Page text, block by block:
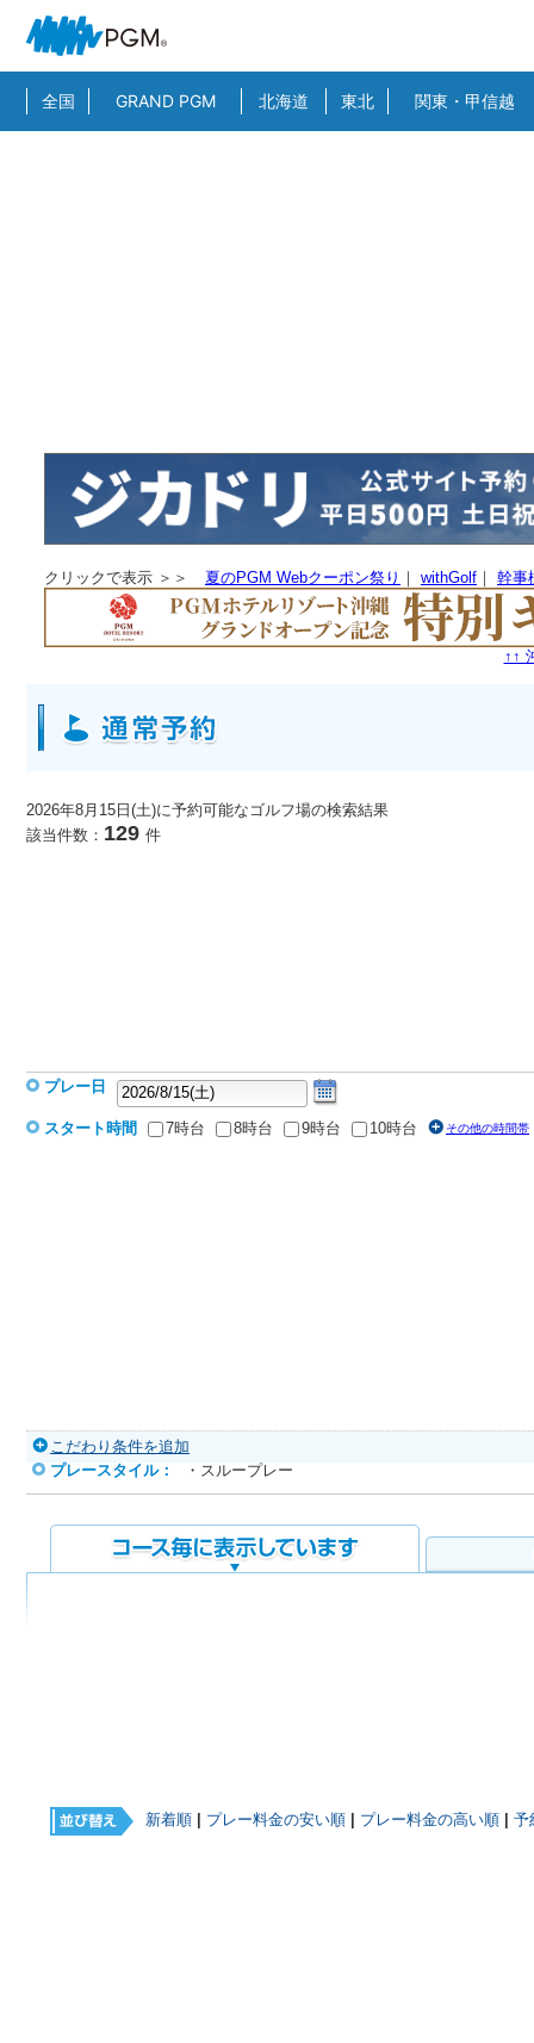
全国 GRAND PGM 北海道 東北 関東・甲信越
クリックで表示 ＞＞ 夏のPGM Webクーポン祭り ｜ withGolf ｜ 幹事
↑↑
2026年8月15日(土)に予約可能なゴルフ場の検索結果
該当件数： 129 件
プレー日
スタート時間 7時台 8時台 9時台 10時台 その他の時間帯
こだわり条件を追加
プレースタイル：
・スループレー
新着順 プレー料金の安い順 プレー料金の高い順 予